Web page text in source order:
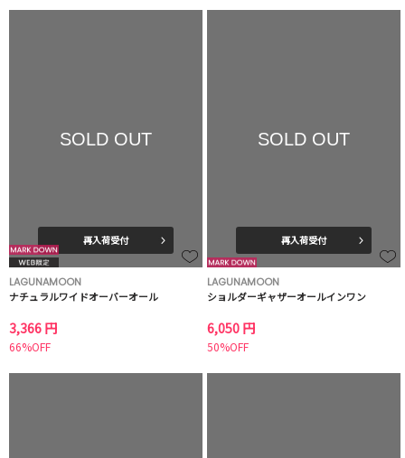
SOLD OUT
再入荷受付
LAGUNAMOON
ナチュラルワイドオーバーオール
3,366 円
66%OFF
SOLD OUT
再入荷受付
LAGUNAMOON
ショルダーギャザーオールインワン
6,050 円
50%OFF